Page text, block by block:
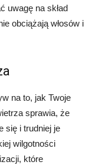
uwagę na skład
obciążają włosów i
na to, jak Twoje
sprawia, że
się i trudniej je
wilgotności
które